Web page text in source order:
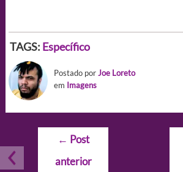
TAGS: Específico
Postado porJoe Loreto
em Imagens
Navegação
Post
← Post
anterior